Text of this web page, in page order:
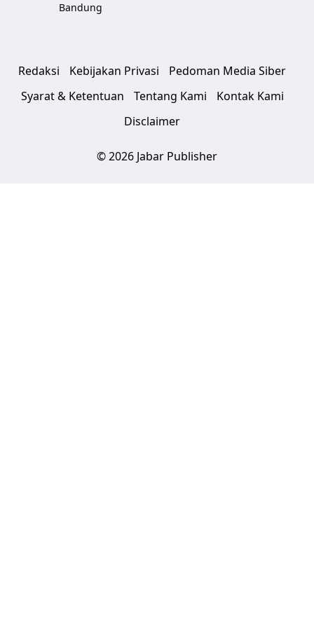
Bandung
Redaksi Kebijakan Privasi
Pedoman Media Siber
Syarat & Ketentuan
Tentang Kami
Kontak Kami
Disclaimer
© 2026 Jabar Publisher